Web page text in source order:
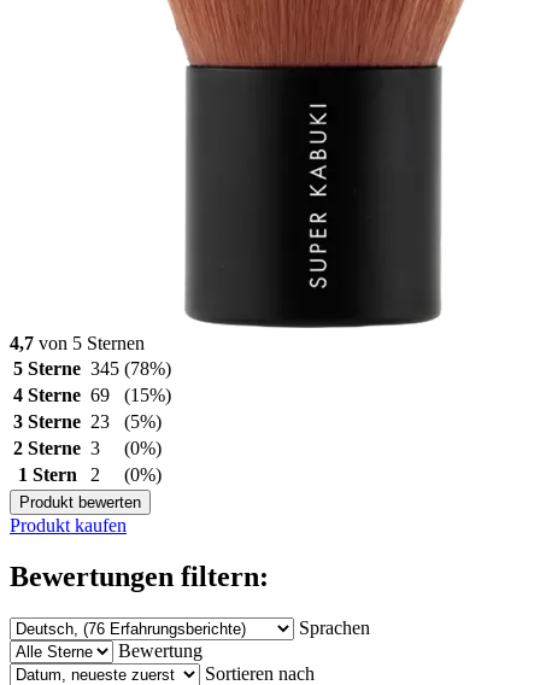
4,7 von 5 Sternen
5 Sterne 345 (78%)
4 Sterne 69
(15%)
3 Sterne 23
(5%)
2 Sterne 3
(0%)
1 Stern
2 (0%)
Produkt bewerten
Produkt kaufen
Bewertungen filtern:
Sprachen
Bewertung
Sortieren nach